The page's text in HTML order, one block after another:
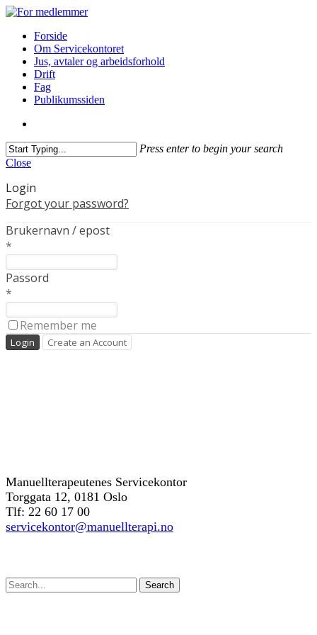
Forside
Om Servicekontoret
Jus, avtaler og arbeidsforhold
Drift
Fag
Publikumssiden
Press enter to begin your search
Close
Login
Forgot your password?
Brukernavn / epost
*
Passord
*
Remember me
Manuellterapeutenes Servicekontor
Torggata 12, 0181 Oslo
Tlf: 22 60 17 00
servicekontor@manuellterapi.no
Search